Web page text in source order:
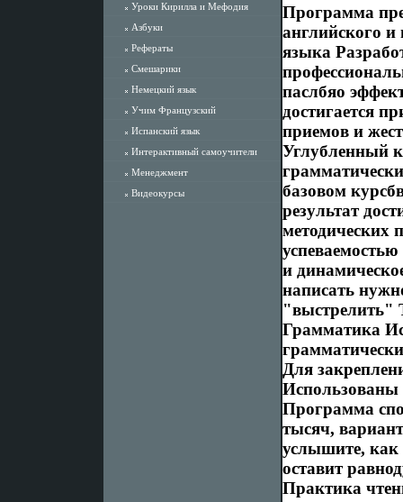
Уроки Кирилла и Мефодия
Азбуки
Рефераты
Смешарики
Немецкий язык
Учим Французский
Испанский язык
Интерактивный самоучители
Менеджмент
Видеокурсы
Программа
английского и
языка
паслбяо
достигается
приемов и
Углубленный
базовом
результат
методических
и
написать
"выстрелить"
Грамматика
Для
Использованы
Программа
тысяч,
услышите, как
оставит
Практика